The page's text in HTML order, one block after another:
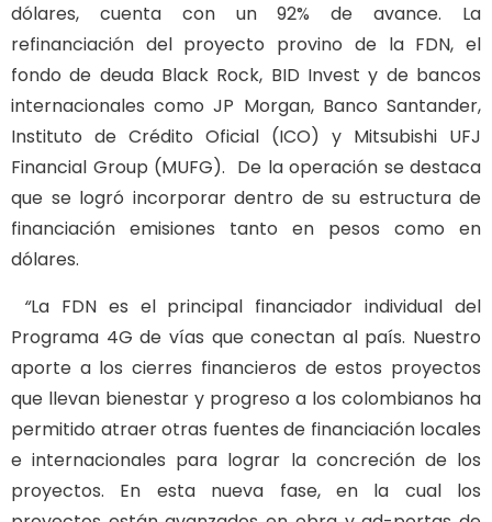
dólares, cuenta con un 92% de avance. La
refinanciación del proyecto provino de la FDN, el
fondo de deuda Black Rock, BID Invest y de bancos
internacionales como JP Morgan, Banco Santander,
Instituto de Crédito Oficial (ICO) y Mitsubishi UFJ
Financial Group (MUFG). De la operación se destaca
que se logró incorporar dentro de su estructura de
financiación emisiones tanto en pesos como en
dólares.
“La FDN es el principal financiador individual del
Programa 4G de vías que conectan al país. Nuestro
aporte a los cierres financieros de estos proyectos
que llevan bienestar y progreso a los colombianos ha
permitido atraer otras fuentes de financiación locales
e internacionales para lograr la concreción de los
proyectos. En esta nueva fase, en la cual los